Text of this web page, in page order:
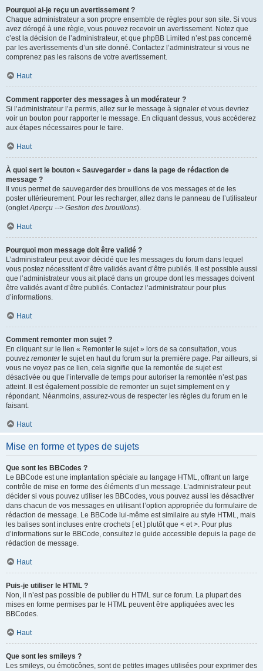
Pourquoi ai-je reçu un avertissement ?
Chaque administrateur a son propre ensemble de règles pour son site. Si vous
avez dérogé à une règle, vous pouvez recevoir un avertissement. Notez que
c’est la décision de l’administrateur, et que phpBB Limited n’est pas concerné
par les avertissements d’un site donné. Contactez l’administrateur si vous ne
comprenez pas les raisons de votre avertissement.
Haut
Comment rapporter des messages à un modérateur ?
Si l’administrateur l’a permis, allez sur le message à signaler et vous devriez
voir un bouton pour rapporter le message. En cliquant dessus, vous accéderez
aux étapes nécessaires pour le faire.
Haut
À quoi sert le bouton « Sauvegarder » dans la page de rédaction de
message ?
Il vous permet de sauvegarder des brouillons de vos messages et de les
poster ultérieurement. Pour les recharger, allez dans le panneau de l’utilisateur
(onglet Aperçu --> Gestion des brouillons).
Haut
Pourquoi mon message doit être validé ?
L’administrateur peut avoir décidé que les messages du forum dans lequel
vous postez nécessitent d’être validés avant d’être publiés. Il est possible aussi
que l’administrateur vous ait placé dans un groupe dont les messages doivent
être validés avant d’être publiés. Contactez l’administrateur pour plus
d’informations.
Haut
Comment remonter mon sujet ?
En cliquant sur le lien « Remonter le sujet » lors de sa consultation, vous
pouvez remonterle sujet en haut du forum sur la première page. Par ailleurs, si
vous ne voyez pas ce lien, cela signifie que la remontée de sujet est
désactivée ou que l’intervalle de temps pour autoriser la remontée n’est pas
atteint. Il est également possible de remonter un sujet simplement en y
répondant. Néanmoins, assurez-vous de respecter les règles du forum en le
faisant.
Haut
Mise en forme et types de sujets
Que sont les BBCodes ?
Le BBCode est une implantation spéciale au langage HTML, offrant un large
contrôle de mise en forme des éléments d’un message. L’administrateur peut
décider si vous pouvez utiliser les BBCodes, vous pouvez aussi les désactiver
dans chacun de vos messages en utilisant l’option appropriée du formulaire de
rédaction de message. Le BBCode lui-même est similaire au style HTML, mais
les balises sont incluses entre crochets [ et ] plutôt que < et >. Pour plus
d’informations sur le BBCode, consultez le guide accessible depuis la page de
rédaction de message.
Haut
Puis-je utiliser le HTML ?
Non, il n’est pas possible de publier du HTML sur ce forum. La plupart des
mises en forme permises par le HTML peuvent être appliquées avec les
BBCodes.
Haut
Que sont les smileys ?
Les smileys, ou émoticônes, sont de petites images utilisées pour exprimer des